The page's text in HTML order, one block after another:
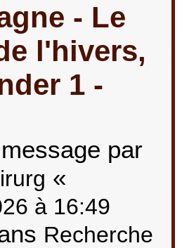
- Le
l'hivers,
1 -
par
«
à 16:49
Recherche